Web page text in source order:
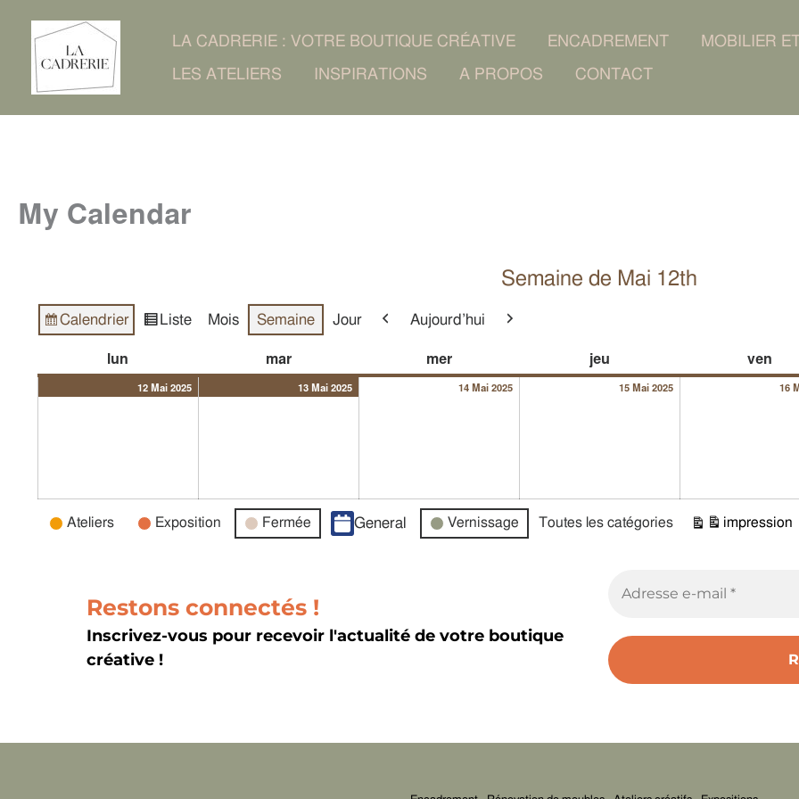
Aller
contenu
LA CADRERIE : VOTRE BOUTIQUE CRÉATIVE ENCADREMENT MOBILIER
LES ATELIERS INSPIRATIONS A PROPOS CONTACT
My Calendar
Semaine de Mai 12th
Vue
Calendrier
Vue
Liste Mois Semaine Jour
Précédent
Aujourd’hui
lun marmardi mermercredi jeu ven
12 Mai 2025
évènement)
13 Mai 2025
évènement)
14 Mai 2025 15 Mai 2025 16
Catégories
Ateliers Exposition Fermée General Vernissage Toutes les catégories
Vue
impression
Restons connectés !
Inscrivez-vous pour recevoir l'actualité de votre boutique
créative !